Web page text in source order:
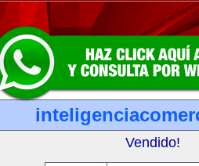
Vendido!